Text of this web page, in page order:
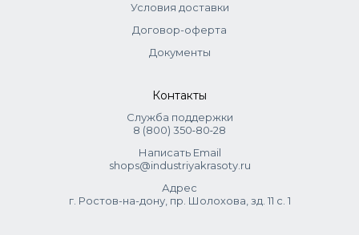
Условия доставки
Договор-оферта
Документы
Контакты
Служба поддержки
8 (800) 350‑80‑28
Написать Email
shops@industriyakrasoty.ru
Адрес
г. Ростов-на-дону, пр. Шолохова, зд. 11 с. 1